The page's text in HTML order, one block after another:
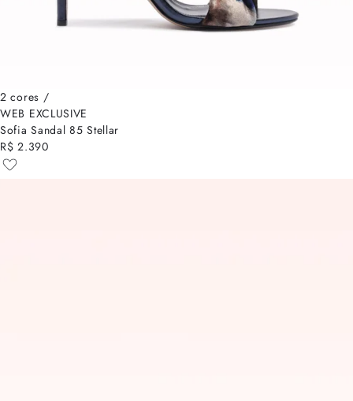
2 cores /
WEB EXCLUSIVE
Sofia Sandal 85 Stellar
R$ 2.390